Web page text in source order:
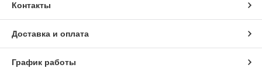
Контакты
Доставка и оплата
График работы